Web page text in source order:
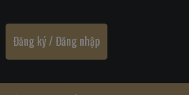
Đăng ký/ Đăng nhập